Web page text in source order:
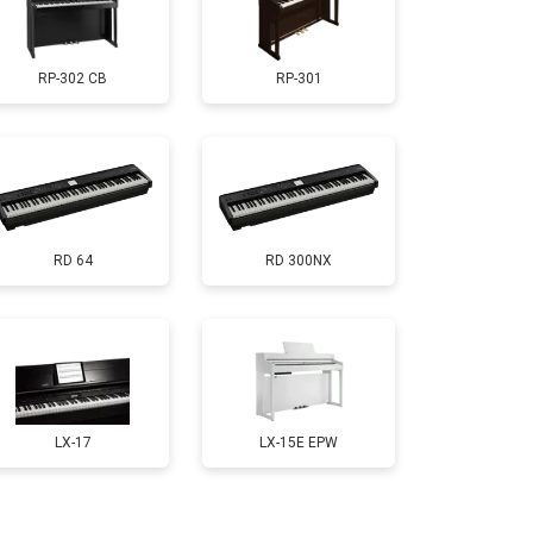
1200 ₽ Заказать
1500 ₽ Заказать
2000 ₽ Заказать
Заказать
1200 ₽
RP-302 CB RP-301
RD 64 RD 300NX
LX-17 LX-15E EPW